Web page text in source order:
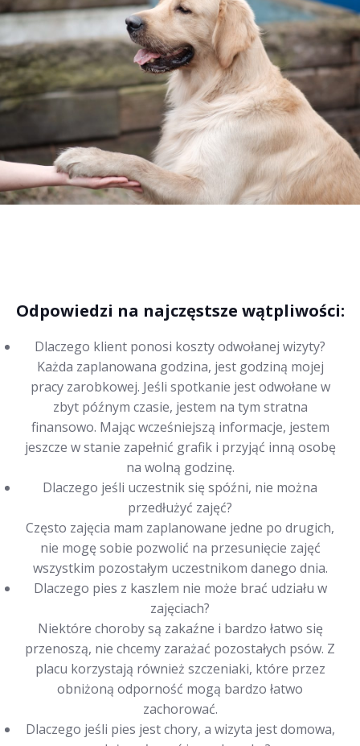
Odpowiedzi na najczęstsze wątpliwości:
Dlaczego klient ponosi koszty odwołanej wizyty?
Każda zaplanowana godzina, jest godziną mojej
pracy zarobkowej. Jeśli spotkanie jest odwołane w
zbyt późnym czasie, jestem na tym stratna
finansowo. Mając wcześniejszą informacje, jestem
jeszcze w stanie zapełnić grafik i przyjąć inną osobę
na wolną godzinę.
Dlaczego jeśli uczestnik się spóźni, nie można
przedłużyć zajęć?
Często zajęcia mam zaplanowane jedne po drugich,
nie mogę sobie pozwolić na przesunięcie zajęć
wszystkim pozostałym uczestnikom danego dnia.
Dlaczego pies z kaszlem nie może brać udziału w
zajęciach?
Niektóre choroby są zakaźne i bardzo łatwo się
przenoszą, nie chcemy zarażać pozostałych psów. Z
placu korzystają również szczeniaki, które przez
obniżoną odporność mogą bardzo łatwo
zachorować.
Dlaczego jeśli pies jest chory, a wizyta jest domowa,